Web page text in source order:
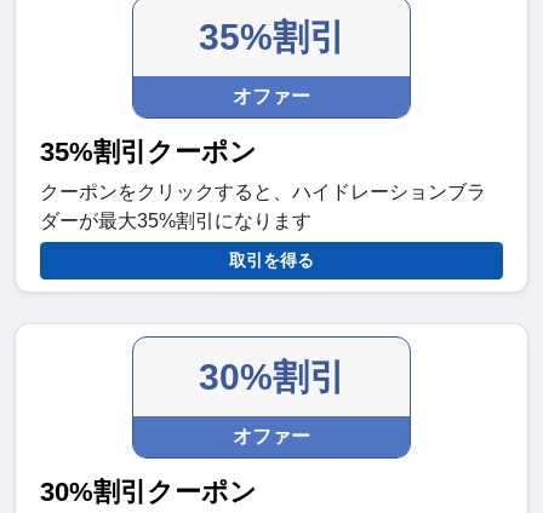
35%割引
オファー
35%割引クーポン
クーポンをクリックすると、ハイドレーションブラ
ダーが最大35%割引になります
取引を得る
30%割引
オファー
30%割引クーポン